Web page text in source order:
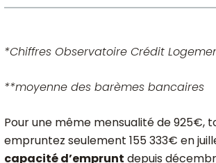
*Chiffres Observatoire Crédit
**moyenne des barèmes bancaires
Pour une même mensualité de 925€,
empruntez seulement 155 333€ en
capacité d’emprunt depuis